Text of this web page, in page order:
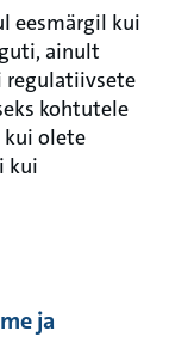
eesmärgil kui
ainult
regulatiivsete
kohtutele
olete
kui
ja